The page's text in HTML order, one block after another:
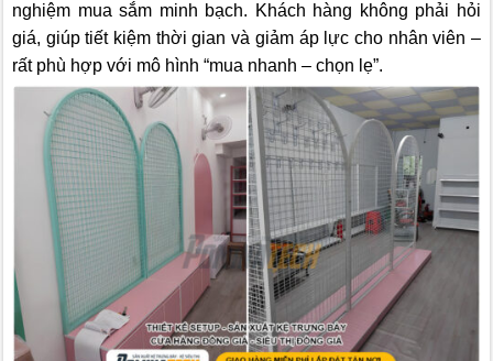
nghiệm mua sắm minh bạch. Khách hàng không phải hỏi
giá, giúp tiết kiệm thời gian và giảm áp lực cho nhân viên –
rất phù hợp với mô hình “mua nhanh – chọn lẹ”.